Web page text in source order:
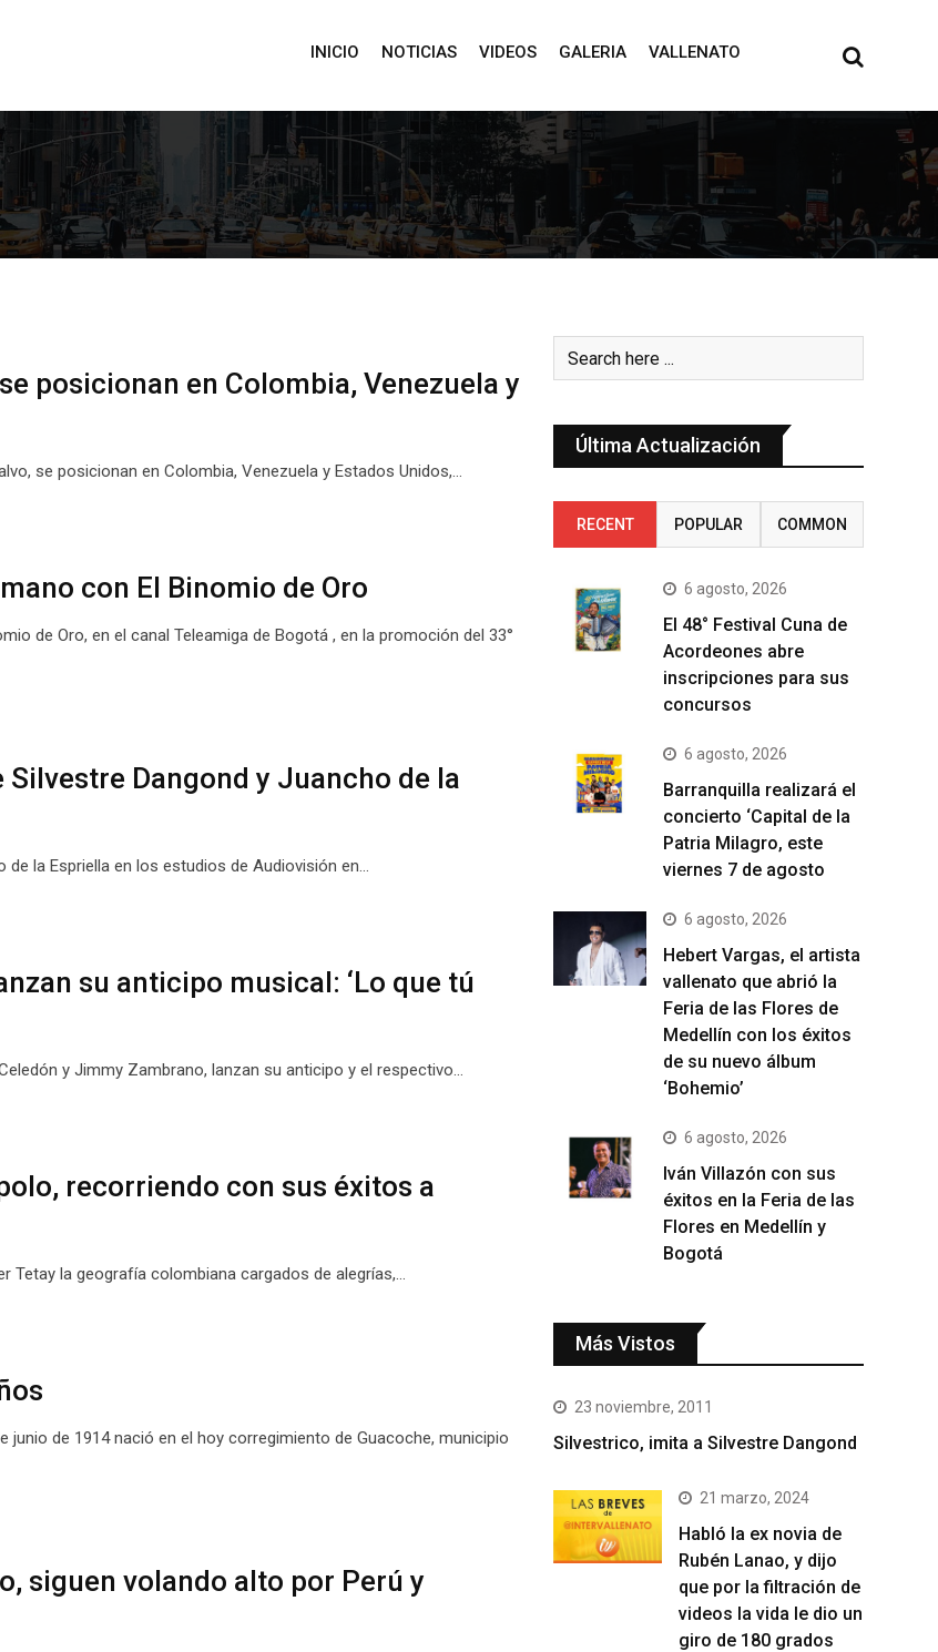
INICIO NOTICIAS VIDEOS GALERIA VALLENATO
posicionan en Colombia, Venezuela y
se posicionan en Colombia, Venezuela y Estados Unidos,…
con El Binomio de Oro
de Oro, en el canal Teleamiga de Bogotá , en la promoción del 33°
Dangond y Juancho de la
la Espriella en los estudios de Audiovisión en…
su anticipo musical: ‘Lo que tú
y Jimmy Zambrano, lanzan su anticipo y el respectivo…
recorriendo con sus éxitos a
Tetay la geografía colombiana cargados de alegrías,…
de 1914 nació en el hoy corregimiento de Guacoche, municipio
siguen volando alto por Perú y
Última Actualización
RECENT POPULAR COMMON
6 agosto, 2026
El 48° Festival Cuna de
Acordeones abre
inscripciones para sus
concursos
6 agosto, 2026
Barranquilla realizará el
concierto ‘Capital de la
Patria Milagro, este
viernes 7 de agosto
6 agosto, 2026
Hebert Vargas, el artista
vallenato que abrió la
Feria de las Flores de
Medellín con los éxitos
de su nuevo álbum
‘Bohemio’
6 agosto, 2026
Iván Villazón con sus
éxitos en la Feria de las
Flores en Medellín y
Bogotá
Más Vistos
23 noviembre, 2011
Silvestrico, imita a Silvestre Dangond
21 marzo, 2024
Habló la ex novia de
Rubén Lanao, y dijo
que por la filtración de
videos la vida le dio un
giro de 180 grados